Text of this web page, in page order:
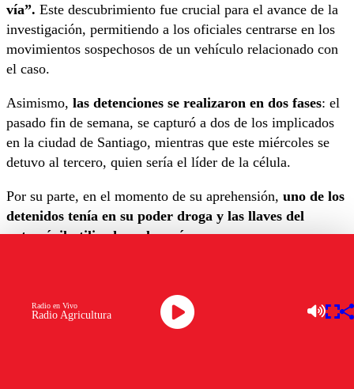
vía”. Este descubrimiento fue crucial para el avance de la
investigación, permitiendo a los oficiales centrarse en los
movimientos sospechosos de un vehículo relacionado con
el caso.
Asimismo, las detenciones se realizaron en dos fases: el
pasado fin de semana, se capturó a dos de los implicados
en la ciudad de Santiago, mientras que este miércoles se
detuvo al tercero, quien sería el líder de la célula.
Por su parte, en el momento de su aprehensión, uno de los
detenidos tenía en su poder droga y las llaves del
automóvil utilizado en los crímenes.
pertenecientes al Tren de Aragua
Radio Agricultura
Radio en Vivo